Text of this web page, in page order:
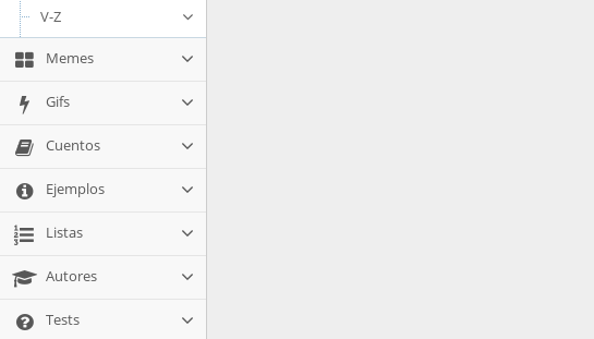
V-Z
Memes
Gifs
Cuentos
Ejemplos
Listas
Autores
Tests